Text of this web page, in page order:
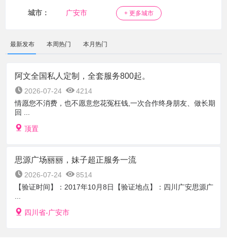
城市： 广安市 + 更多城市
最新发布 本周热门 本月热门
阿文全国私人定制，全套服务800起。
2026-07-24
4214
情愿您不消费，也不愿意您花冤枉钱,一次合作终身朋友、做长期
回 ...
顶置
思源广场丽丽，妹子超正服务一流
2026-07-24
8514
【验证时间】：2017年10月8日【验证地点】：四川广安思源广
四川省-广安市